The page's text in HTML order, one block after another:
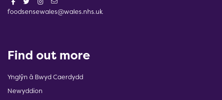
foodsensewales@wales.nhs.uk
Find out more
Ynglŷn â Bwyd Caerdydd
Newyddion